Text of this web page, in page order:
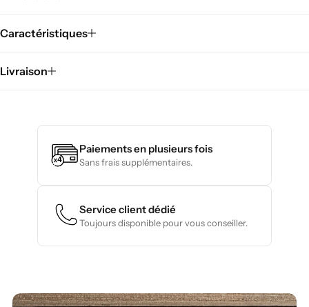
Caractéristiques
Livraison
Paiements en plusieurs fois
Sans frais supplémentaires.
Service client dédié
Toujours disponible pour vous conseiller.